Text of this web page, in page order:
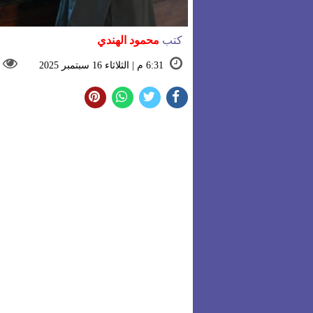
كتب محمود الهندي
6:31 م | الثلاثاء 16 سبتمبر 2025